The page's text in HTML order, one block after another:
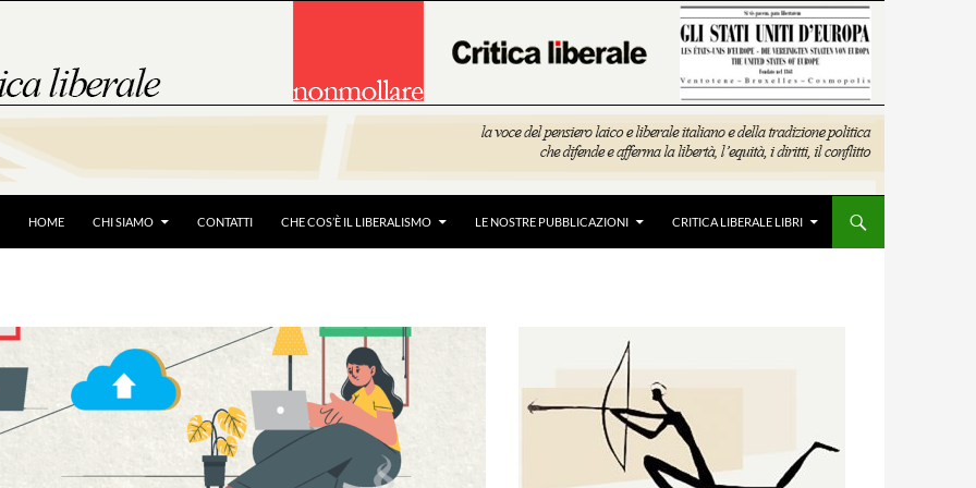
HOME CHI SIAMO CONTATTI CHE COS’È IL LIBERALISMO LE NOSTRE PUBBLICAZIONI CRITICA LIBERALE LIBRI